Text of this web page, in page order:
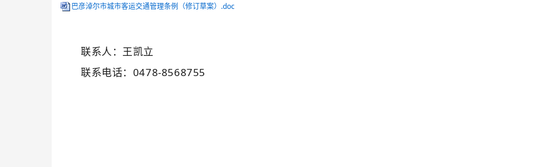
巴彦淖尔市城市客运交通管理条例（修订草案）.doc
联系人： 王凯立
联系电话： 0478-8568755